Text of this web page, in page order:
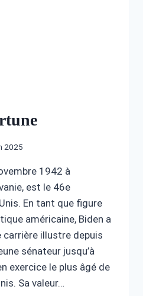
2025
1942 à
est le 46e
En tant que figure
américaine, Biden a
carrière illustre depuis
sénateur jusqu’à
exercice le plus âgé de
Sa valeur…